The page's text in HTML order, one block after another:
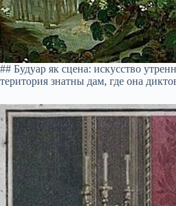
## Будуар як сцена: искусство
територия знатны дам, где она